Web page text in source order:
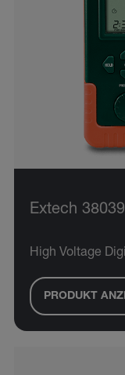
Extech
High Voltage
PRODUKT